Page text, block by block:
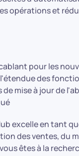
opérations et
pour les
des
de mise à jour de
excelle en tant
des ventes, du
êtes à la